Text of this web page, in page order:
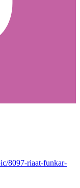
8097-riaat-funkar-